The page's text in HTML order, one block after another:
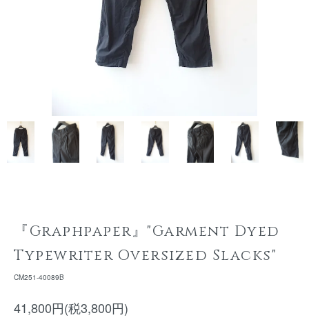
『Graphpaper』"Garment Dyed
Typewriter Oversized Slacks"
CM251-40089B
41,800円(税3,800円)